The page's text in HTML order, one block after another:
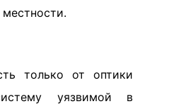
только от оптики
уязвимой в